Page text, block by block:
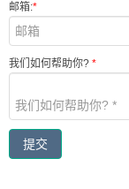
邮箱:*
我们如何帮助你? *
提交